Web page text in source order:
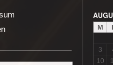
M
3
10